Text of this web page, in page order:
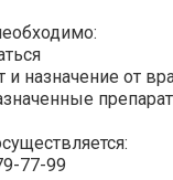
и назначение от
77-99